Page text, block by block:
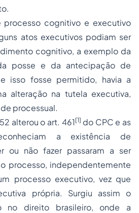
processo cognitivo e executivo
atos executivos podiam ser
cognitivo, a exemplo da
posse e da antecipação de
isso fosse permitido, havia a
alteração na tutela executiva,
processual.
alterou o art. 461[1] do CPC e as
a existência de
ou não fazer passaram a ser
processo, independentemente
processo executivo, vez que
própria. Surgiu assim o
no direito brasileiro, onde a